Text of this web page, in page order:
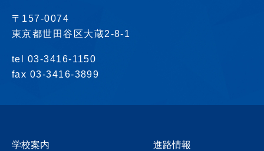
〒157-0074
東京都世田谷区大蔵2-8-1
tel 03-3416-1150
fax 03-3416-3899
学校案内 進路情報